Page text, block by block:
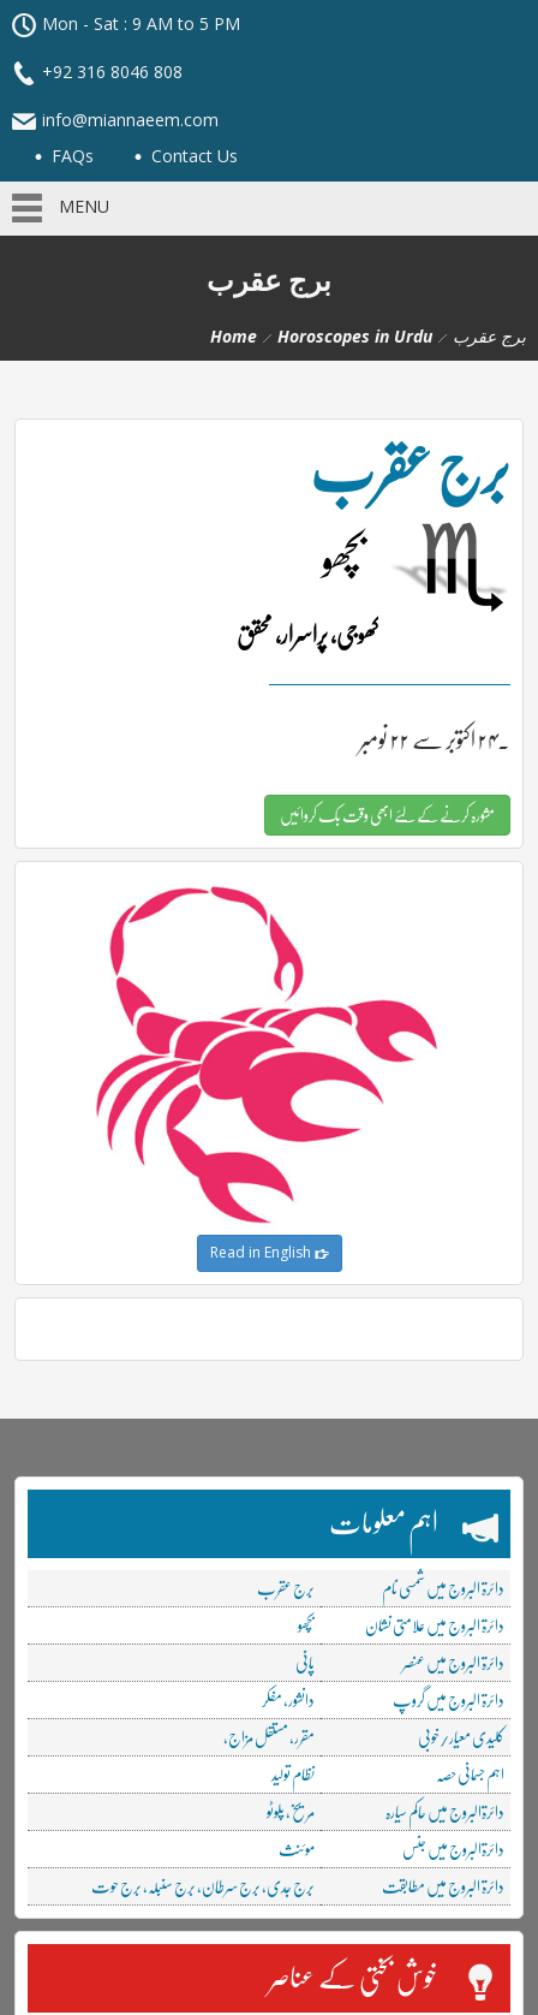
Mon - Sat : 9 AM to 5 PM
+92 316 8046 808
info@miannaeem.com
FAQs
Contact Us
MENU
برج عقرب
Home Horoscopes in Urdu برج عقرب
برج عقرب
بچھو
کھوجی، پراسرار، محقق
۔۲۴ اکتوبر سے ۲۲ نومبر
مشورہ کرنے کے لئے ابھی وقت بک کروائیں
Read in English
خوش بختی کے عناصر
اہم معلومات
برج عقرب دائرۃ البروج میں شمسی نام
بچھو دائرۃ البروج میں علامتی نشان
پانی دائرۃ البروج میں عنصر
دانشور، مفکر دائرۃ البروج میں گروپ
مقرر، مستقل مزاج، کلیدی معیار/خوبی
نظام تولید اہم جسمانی حصہ
مریخ، پلوٹو دائرۃالبروج میں حاکم سیارہ
موئنث دائرۃالبروج میں جنس
برج جدی، برج سرطان، برج سنبلہ، برج حوت دائرۃ البروج میں مطابقت